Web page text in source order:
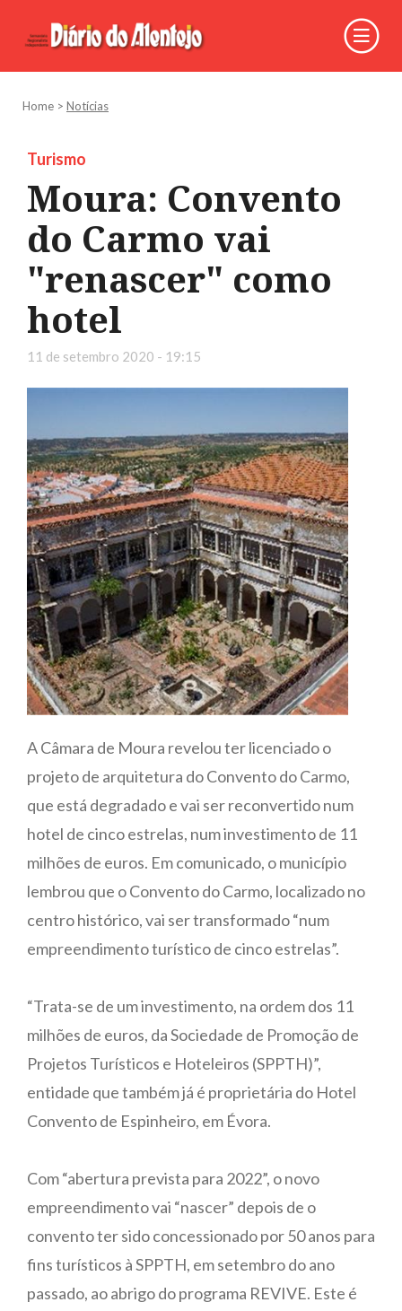
Home > Notícias
Turismo
Moura: Convento
do Carmo vai
"renascer" como
hotel
11 de setembro 2020 - 19:15
A Câmara de Moura revelou ter licenciado o
projeto de arquitetura do Convento do Carmo,
que está degradado e vai ser reconvertido num
hotel de cinco estrelas, num investimento de 11
milhões de euros. Em comunicado, o município
lembrou que o Convento do Carmo, localizado no
centro histórico, vai ser transformado “num
empreendimento turístico de cinco estrelas”.
“Trata-se de um investimento, na ordem dos 11
milhões de euros, da Sociedade de Promoção de
Projetos Turísticos e Hoteleiros (SPPTH)”,
entidade que também já é proprietária do Hotel
Convento de Espinheiro, em Évora.
Com “abertura prevista para 2022”, o novo
empreendimento vai “nascer” depois de o
convento ter sido concessionado por 50 anos para
fins turísticos à SPPTH, em setembro do ano
passado, ao abrigo do programa REVIVE. Este é